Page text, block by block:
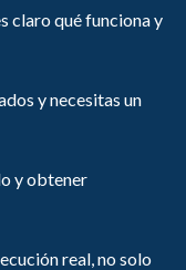
claro qué funciona y
y necesitas un
y obtener
real, no solo